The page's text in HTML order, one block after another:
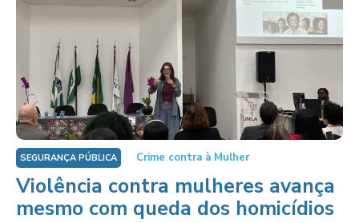
SEGURANÇA PÚBLICA Crime contra à Mulher
Violência contra mulheres avança
mesmo com queda dos homicídios